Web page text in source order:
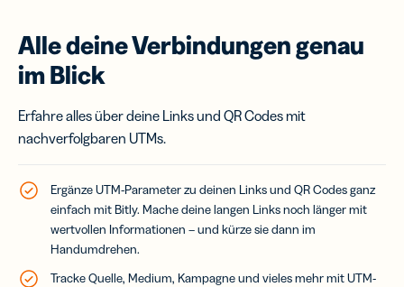
Alle deine Verbindungen genau
im Blick
Erfahre alles über deine Links und QR Codes mit
nachverfolgbaren UTMs.
Ergänze UTM-Parameter zu deinen Links und QR Codes ganz
einfach mit Bitly. Mache deine langen Links noch länger mit
wertvollen Informationen – und kürze sie dann im
Handumdrehen.
Tracke Quelle, Medium, Kampagne und vieles mehr mit UTM-